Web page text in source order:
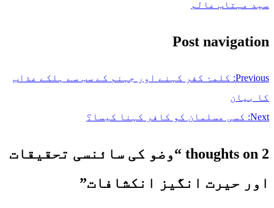
سید مہتاب عالم
Post navigation
Previous: کلمۂ کفر کہنے اور جہنم کے سب سے ہلکے عذاب
کا بیان
Next: کسی مسلمان کو کافر کہنا کیسا؟
2 thoughts on “
وضو کی سائنسی تحقیقات
اور حیرت انگیز انکشافات”